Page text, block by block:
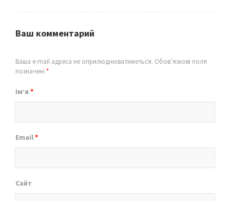
Ваш комментарий
Ваша e-mail адреса не оприлюднюватиметься. Обов’язкові поля
позначені *
Ім’я *
Email*
Сайт